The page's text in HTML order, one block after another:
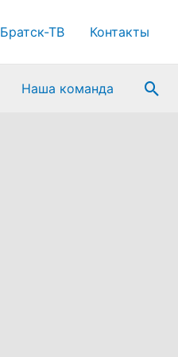
Братск-ТВ Контакты
Наша команда